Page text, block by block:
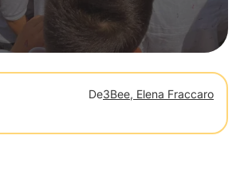
De3Bee, Elena Fraccaro